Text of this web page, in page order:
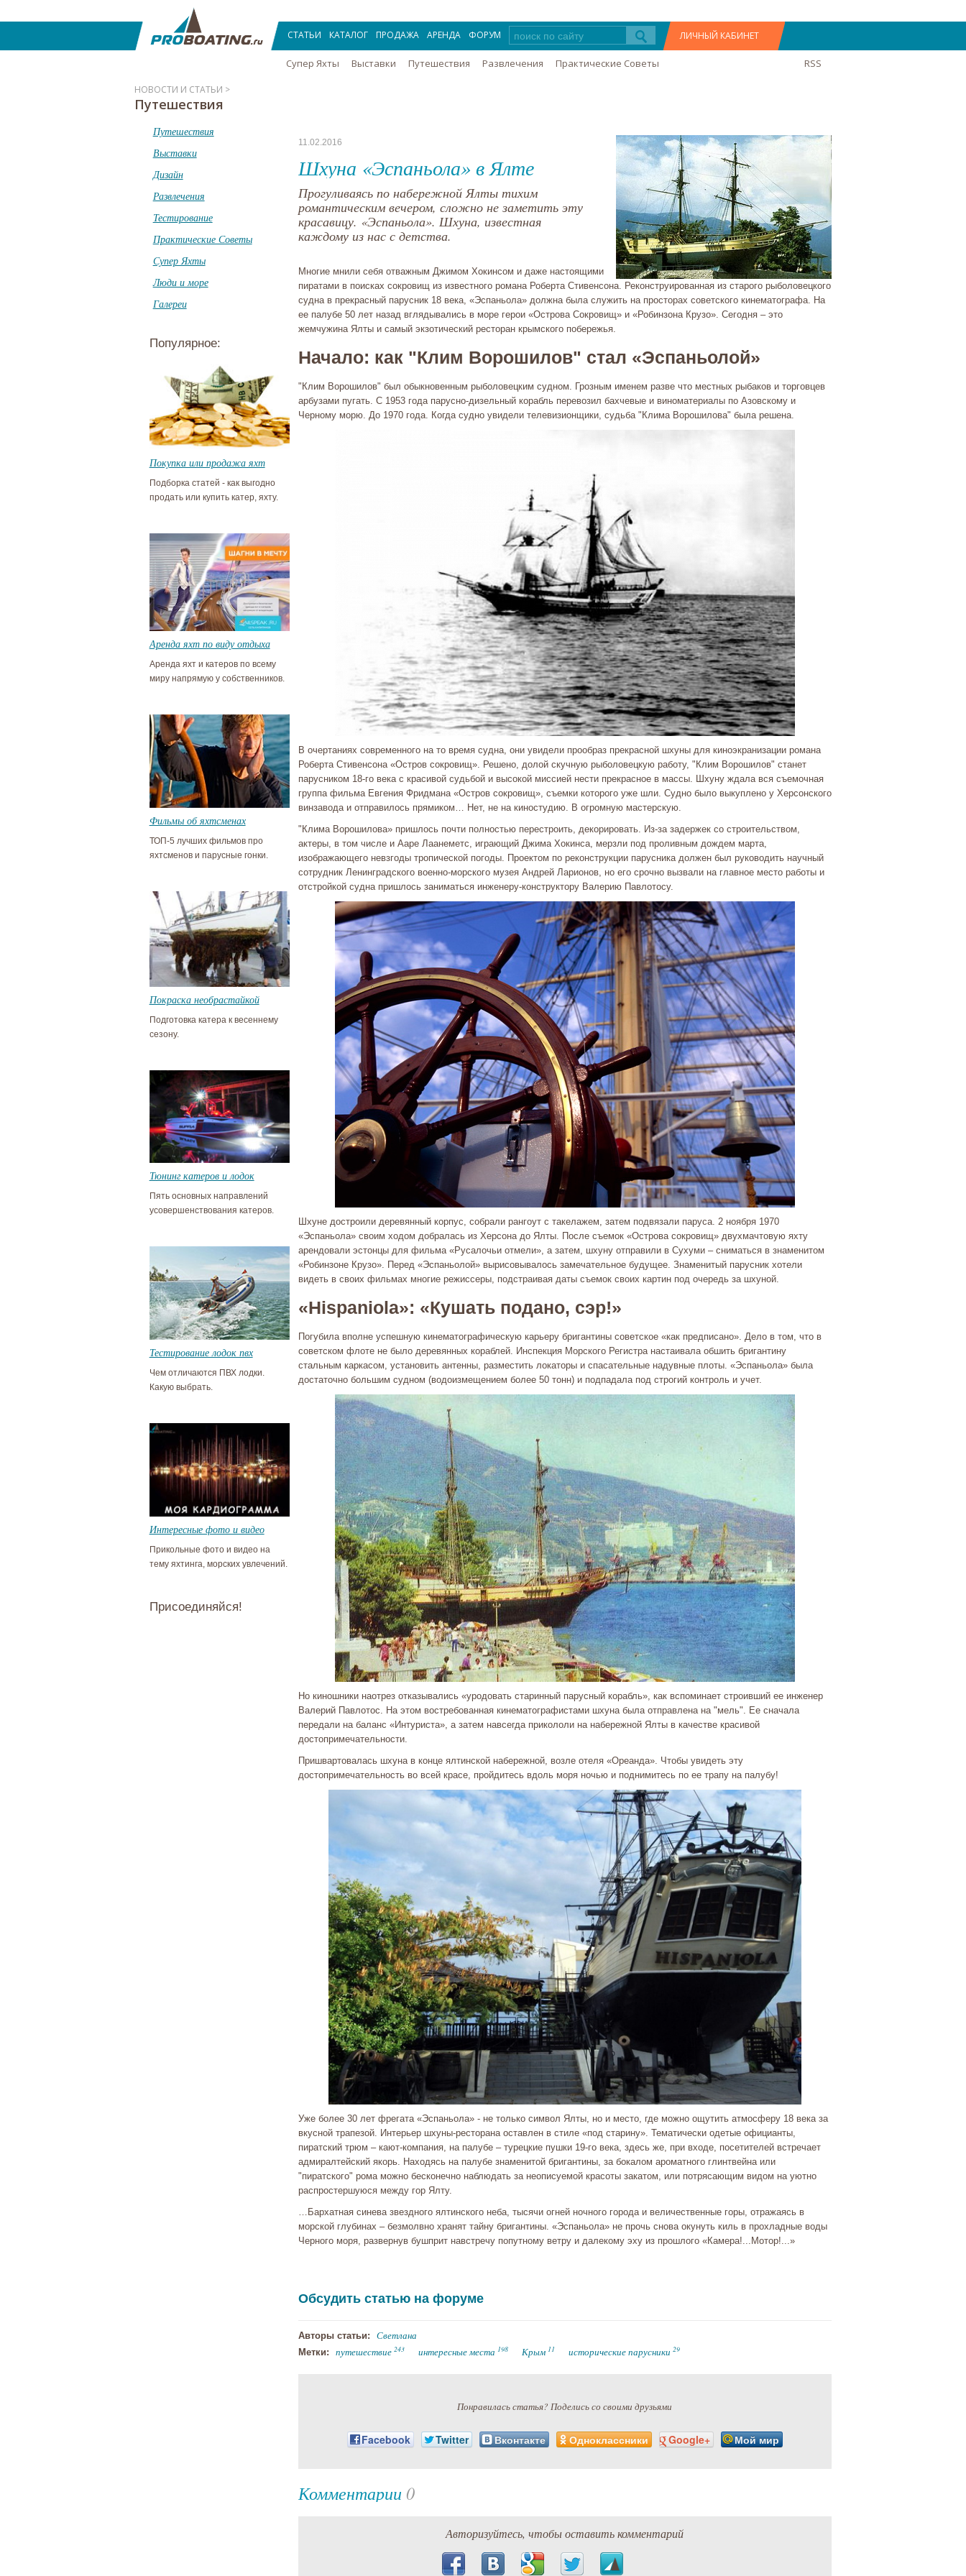
СТАТЬИ КАТАЛОГ ПРОДАЖА АРЕНДА ФОРУМ ЛИЧНЫЙ КАБИНЕТ
Супер Яхты Выставки Путешествия Развлечения Практические Советы RSS
НОВОСТИ И СТАТЬИ >
Путешествия
11.02.2016
Шхуна «Эспаньола» в Ялте
Прогуливаясь по набережной Ялты тихим
романтическим вечером, сложно не заметить эту
красавицу. «Эспаньола». Шхуна, известная
каждому из нас с детства.
Многие мнили себя отважным Джимом Хокинсом и даже настоящими
пиратами в поисках сокровищ из известного романа Роберта Стивенсона. Реконструированная из старого рыболовецкого
судна в прекрасный парусник 18 века, «Эспаньола» должна была служить на просторах советского кинематографа. На
ее палубе 50 лет назад вглядывались в море герои «Острова Сокровищ» и «Робинзона Крузо». Сегодня – это
жемчужина Ялты и самый экзотический ресторан крымского побережья.
Начало: как "Клим Ворошилов" стал «Эспаньолой»
"Клим Ворошилов" был обыкновенным рыболовецким судном. Грозным именем разве что местных рыбаков и торговцев
арбузами пугать. С 1953 года парусно-дизельный корабль перевозил бахчевые и виноматериалы по Азовскому и
Черному морю. До 1970 года. Когда судно увидели телевизионщики, судьба "Клима Ворошилова" была решена.
В очертаниях современного на то время судна, они увидели прообраз прекрасной шхуны для киноэкранизации романа
Роберта Стивенсона «Остров сокровищ». Решено, долой скучную рыболовецкую работу, "Клим Ворошилов" станет
парусником 18-го века с красивой судьбой и высокой миссией нести прекрасное в массы. Шхуну ждала вся съемочная
группа фильма Евгения Фридмана «Остров сокровищ», съемки которого уже шли. Судно было выкуплено у Херсонского
винзавода и отправилось прямиком… Нет, не на киностудию. В огромную мастерскую.
"Клима Ворошилова» пришлось почти полностью перестроить, декорировать. Из-за задержек со строительством,
актеры, в том числе и Ааре Лаанеметс, играющий Джима Хокинса, мерзли под проливным дождем марта,
изображающего невзгоды тропической погоды. Проектом по реконструкции парусника должен был руководить научный
сотрудник Ленинградского военно-морского музея Андрей Ларионов, но его срочно вызвали на главное место работы и
отстройкой судна пришлось заниматься инженеру-конструктору Валерию Павлотосу.
Шхуне достроили деревянный корпус, собрали рангоут с такелажем, затем подвязали паруса. 2 ноября 1970
«Эспаньола» своим ходом добралась из Херсона до Ялты. После съемок «Острова сокровищ» двухмачтовую яхту
арендовали эстонцы для фильма «Русалочьи отмели», а затем, шхуну отправили в Сухуми – сниматься в знаменитом
«Робинзоне Крузо». Перед «Эспаньолой» вырисовывалось замечательное будущее. Знаменитый парусник хотели
видеть в своих фильмах многие режиссеры, подстраивая даты съемок своих картин под очередь за шхуной.
«Hispaniola»: «Кушать подано, сэр!»
Погубила вполне успешную кинематографическую карьеру бригантины советское «как предписано». Дело в том, что в
советском флоте не было деревянных кораблей. Инспекция Морского Регистра настаивала обшить бригантину
стальным каркасом, установить антенны, разместить локаторы и спасательные надувные плоты. «Эспаньола» была
достаточно большим судном (водоизмещением более 50 тонн) и подпадала под строгий контроль и учет.
Но киношники наотрез отказывались «уродовать старинный парусный корабль», как вспоминает строивший ее инженер
Валерий Павлотос. На этом востребованная кинематографистами шхуна была отправлена на "мель". Ее сначала
передали на баланс «Интуриста», а затем навсегда прикололи на набережной Ялты в качестве красивой
достопримечательности.
Пришвартовалась шхуна в конце ялтинской набережной, возле отеля «Ореанда». Чтобы увидеть эту
достопримечательность во всей красе, пройдитесь вдоль моря ночью и поднимитесь по ее трапу на палубу!
Уже более 30 лет фрегата «Эспаньола» - не только символ Ялты, но и место, где можно ощутить атмосферу 18 века за
вкусной трапезой. Интерьер шхуны-ресторана оставлен в стиле «под старину». Тематически одетые официанты,
пиратский трюм – кают-компания, на палубе – турецкие пушки 19-го века, здесь же, при входе, посетителей встречает
адмиралтейский якорь. Находясь на палубе знаменитой бригантины, за бокалом ароматного глинтвейна или
"пиратского" рома можно бесконечно наблюдать за неописуемой красоты закатом, или потрясающим видом на уютно
распростершуюся между гор Ялту.
…Бархатная синева звездного ялтинского неба, тысячи огней ночного города и величественные горы, отражаясь в
морской глубинах – безмолвно хранят тайну бригантины. «Эспаньола» не прочь снова окунуть киль в прохладные воды
Черного моря, развернув бушприт навстречу попутному ветру и далекому эху из прошлого «Камера!...Мотор!...»
Обсудить статью на форуме
Авторы статьи: Светлана
Метки: путешествие 243 интересные места 198 Крым 11 исторические парусники 29
Понравилась статья? Поделись со своими друзьями
Facebook Twitter Вконтакте Одноклассники Google+ Мой мир
Комментарии 0
Авторизуйтесь, чтобы оставить комментарий
Путешествия
Выставки
Дизайн
Развлечения
Тестирование
Практические Советы
Супер Яхты
Люди и море
Галереи
Популярное:
Покупка или продажа яхт
Подборка статей - как выгодно
продать или купить катер, яхту.
Аренда яхт по виду отдыха
Аренда яхт и катеров по всему
миру напрямую у собственников.
Фильмы об яхтсменах
ТОП-5 лучших фильмов про
яхтсменов и парусные гонки.
Покраска необрастайкой
Подготовка катера к весеннему
сезону.
Тюнинг катеров и лодок
Пять основных направлений
усовершенствования катеров.
Тестирование лодок пвх
Чем отличаются ПВХ лодки.
Какую выбрать.
Интересные фото и видео
Прикольные фото и видео на
тему яхтинга, морских увлечений.
Присоединяйся!